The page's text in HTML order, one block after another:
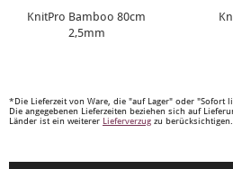
KnitPro Bamboo 80cm
2,5mm
*Die Lieferzeit von Ware, die "auf Lager" oder "Sofort
Die angegebenen Lieferzeiten beziehen sich auf
Länder ist ein weiterer Lieferverzug zu berücksichtigen.